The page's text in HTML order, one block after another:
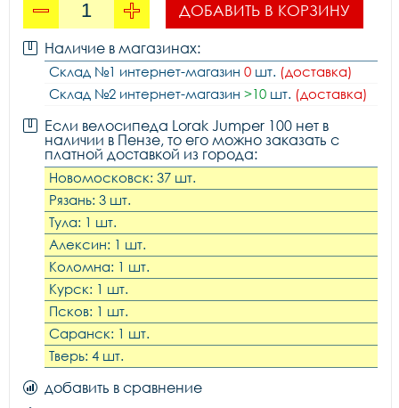
ДОБАВИТЬ В КОРЗИНУ
Наличие в магазинах:
Склад №1 интернет-магазин 0 шт. (доставка)
Склад №2 интернет-магазин >10 шт. (доставка)
Если велосипеда Lorak Jumper 100 нет в
наличии в Пензе, то его можно заказать с
платной доставкой из города:
Новомосковск: 37 шт.
Рязань: 3 шт.
Тула: 1 шт.
Алексин: 1 шт.
Коломна: 1 шт.
Курск: 1 шт.
Псков: 1 шт.
Саранск: 1 шт.
Тверь: 4 шт.
добавить в сравнение